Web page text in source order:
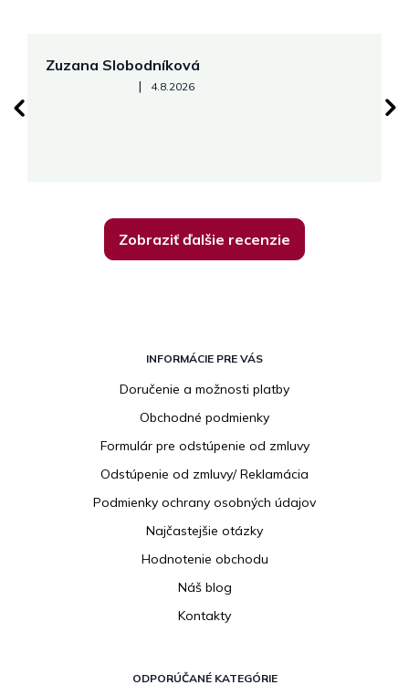
Zuzana Slobodníková
Hodnotenie obchodu je 5 z 5 hviezdičiek.
| 4.8.2026
Zobraziť ďalšie recenzie
INFORMÁCIE PRE VÁS
Doručenie a možnosti platby
Obchodné podmienky
Formulár pre odstúpenie od zmluvy
Odstúpenie od zmluvy/ Reklamácia
Podmienky ochrany osobných údajov
Najčastejšie otázky
Hodnotenie obchodu
Náš blog
Kontakty
ODPORÚČANÉ KATEGÓRIE